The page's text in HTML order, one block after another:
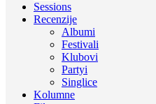
Sessions
Recenzije
Albumi
Festivali
Klubovi
Partyi
Singlice
Kolumne